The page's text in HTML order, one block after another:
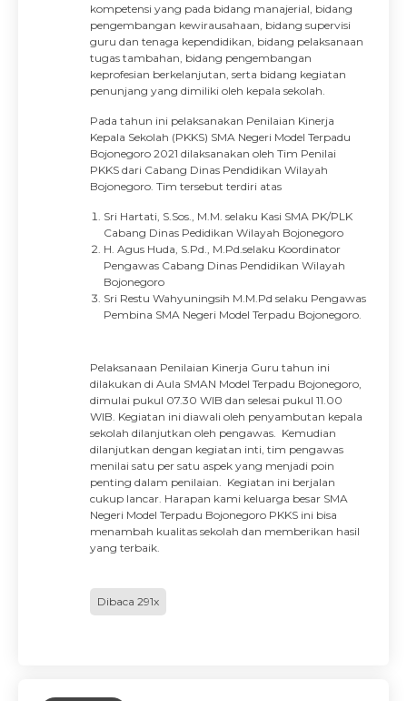
kompetensi yang pada bidang manajerial, bidang
pengembangan kewirausahaan, bidang supervisi
guru dan tenaga kependidikan, bidang pelaksanaan
tugas tambahan, bidang pengembangan
keprofesian berkelanjutan, serta bidang kegiatan
penunjang yang dimiliki oleh kepala sekolah.
Pada tahun ini pelaksanakan Penilaian Kinerja
Kepala Sekolah (PKKS) SMA Negeri Model Terpadu
Bojonegoro 2021 dilaksanakan oleh Tim Penilai
PKKS dari Cabang Dinas Pendidikan Wilayah
Bojonegoro. Tim tersebut terdiri atas
Sri Hartati, S.Sos., M.M. selaku Kasi SMA PK/PLK
Cabang Dinas Pedidikan Wilayah Bojonegoro
H. Agus Huda, S.Pd., M.Pd.selaku Koordinator
Pengawas Cabang Dinas Pendidikan Wilayah
Bojonegoro
Sri Restu Wahyuningsih M.M.Pd selaku Pengawas
Pembina SMA Negeri Model Terpadu Bojonegoro.
Pelaksanaan Penilaian Kinerja Guru tahun ini
dilakukan di Aula SMAN Model Terpadu Bojonegoro,
dimulai pukul 07.30 WIB dan selesai pukul 11.00
WIB. Kegiatan ini diawali oleh penyambutan kepala
sekolah dilanjutkan oleh pengawas. Kemudian
dilanjutkan dengan kegiatan inti, tim pengawas
menilai satu per satu aspek yang menjadi poin
penting dalam penilaian. Kegiatan ini berjalan
cukup lancar. Harapan kami keluarga besar SMA
Negeri Model Terpadu Bojonegoro PKKS ini bisa
menambah kualitas sekolah dan memberikan hasil
yang terbaik.
Dibaca 291x